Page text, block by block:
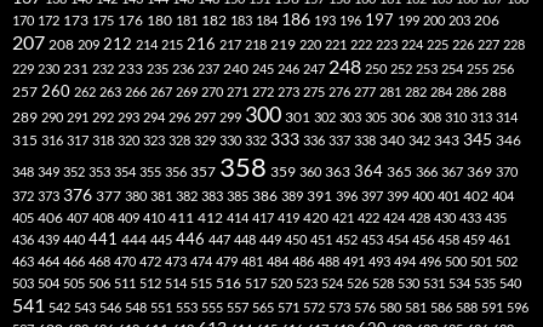
170 172 173 175 176 180 181 182 183 184 186 193 196 197 199 200 203 206
207 208 209 212 214 215 216 217 218 219 220 221 222 223 224 225 226 227 228
229 230 231 232 233 235 236 237 240 245 246 247 248 250 252 253 254 255 256
257 260 262 263 266 267 269 270 271 272 273 275 276 277 281 282 284 286 288
289 290 291 292 293 294 296 297 299 300 301 302 303 305 306 308 310 313 314
315 316 317 318 320 323 328 329 330 332 333 336 337 338 340 342 343 345 346
348 349 352 353 354 355 356 357 358 359 360 363 364 365 366 367 369 370
372 373 376 377 380 381 382 383 385 386 389 391 396 397 399 400 401 402 404
405 406 407 408 409 410 411 412 414 417 419 420 421 422 424 428 430 433 435
436 439 440 441 444 445 446 447 448 449 450 451 452 453 454 456 458 459 461
463 464 466 468 470 472 473 474 479 481 484 486 488 491 493 494 496 500 501 502
503 504 505 506 511 512 514 515 516 517 520 523 524 526 528 530 531 534 535 540
541 542 543 546 548 551 553 555 557 565 571 572 573 576 580 581 586 588 591 596